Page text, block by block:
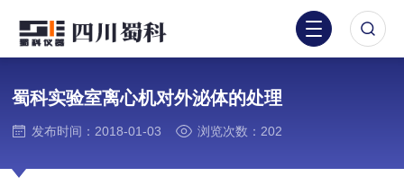
蜀科实验室离心机对外泌体的处理
发布时间：2018-01-03 浏览次数：202